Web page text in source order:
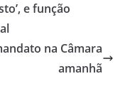
e função
na Câmara
amanhã